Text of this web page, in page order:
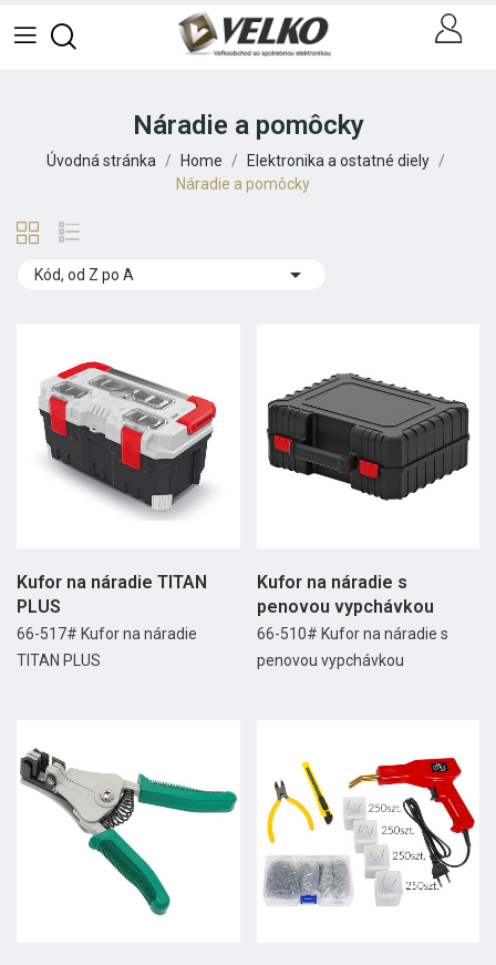
Náradie a pomôcky
Úvodná stránka Home
Elektronika a ostatné diely
Náradie a pomôcky
Kód, od Z po A 
Kufor na náradie TITAN
PLUS
66-517# Kufor na náradie
TITAN PLUS
Kufor na náradie s
penovou vypchávkou
66-510# Kufor na náradie s
penovou vypchávkou